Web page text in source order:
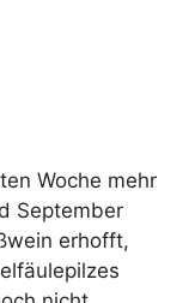
Woche mehr
September
erhofft,